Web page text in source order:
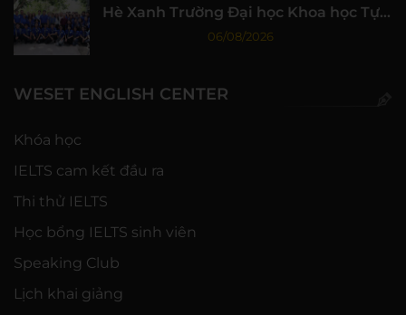
Hè Xanh Trường Đại học Khoa học Tự
nhiên, ĐHQG-HCM
06/08/2026
WESET ENGLISH CENTER
Khóa học
IELTS cam kết đầu ra
Thi thử IELTS
Học bổng IELTS sinh viên
Speaking Club
Lịch khai giảng